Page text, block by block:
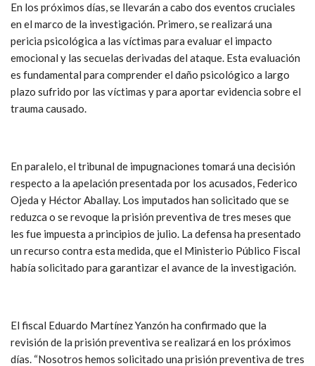
En los próximos días, se llevarán a cabo dos eventos cruciales
en el marco de la investigación. Primero, se realizará una
pericia psicológica a las víctimas para evaluar el impacto
emocional y las secuelas derivadas del ataque. Esta evaluación
es fundamental para comprender el daño psicológico a largo
plazo sufrido por las víctimas y para aportar evidencia sobre el
trauma causado.
En paralelo, el tribunal de impugnaciones tomará una decisión
respecto a la apelación presentada por los acusados, Federico
Ojeda y Héctor Aballay. Los imputados han solicitado que se
reduzca o se revoque la prisión preventiva de tres meses que
les fue impuesta a principios de julio. La defensa ha presentado
un recurso contra esta medida, que el Ministerio Público Fiscal
había solicitado para garantizar el avance de la investigación.
El fiscal Eduardo Martínez Yanzón ha confirmado que la
revisión de la prisión preventiva se realizará en los próximos
días. “Nosotros hemos solicitado una prisión preventiva de tres